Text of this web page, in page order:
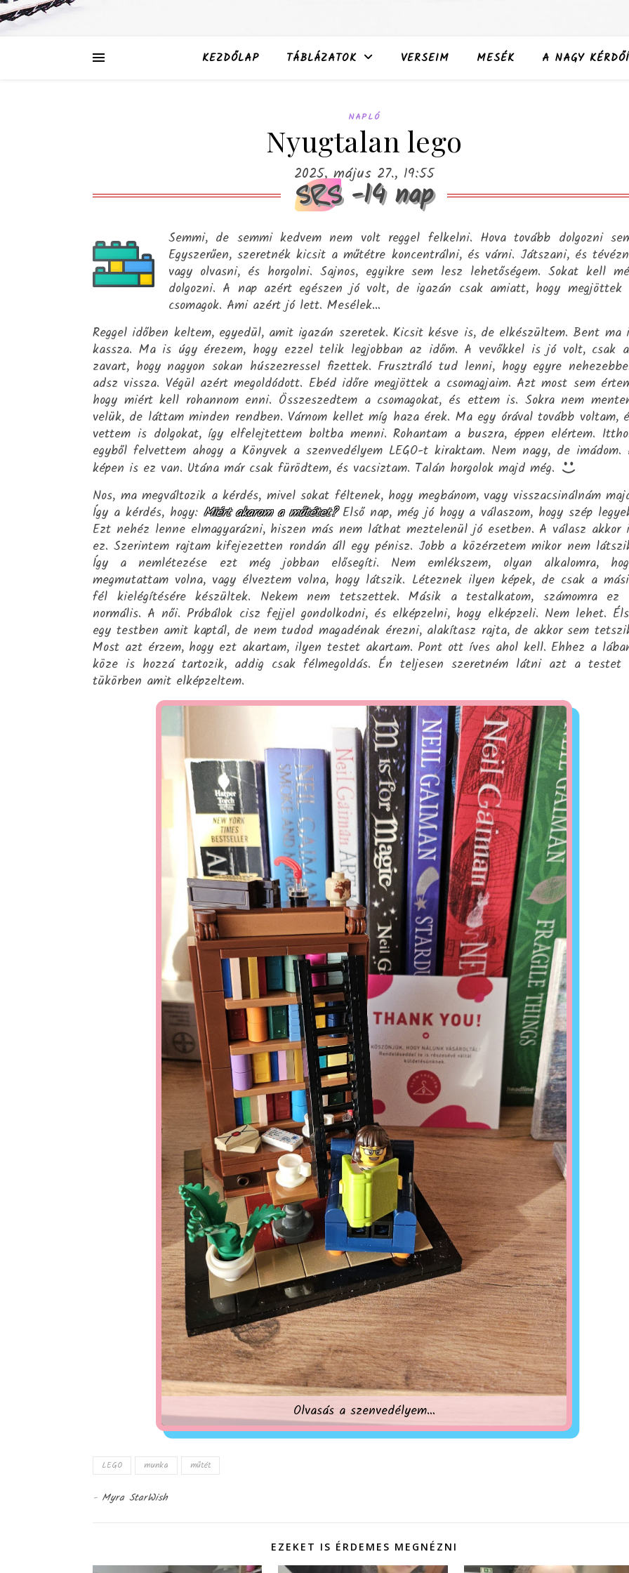
KEZDŐLAP TÁBLÁZATOK VERSEIM MESÉK A NAGY
NAPLÓ
Nyugtalan lego
2025, május 27., 19:55
SRS-14 nap
Semmi, de semmi kedvem nem volt reggel felkelni. Hova tovább dolgozni
Egyszerűen, szeretnék kicsit a műtétre koncentrálni, és várni. Játszani, és
vagy olvasni, és horgolni. Sajnos, egyikre sem lesz lehetőségem. Sokat kell
dolgozni. A nap azért egészen jó volt, de igazán csak amiatt, hogy megjöttek
csomagok. Ami azért jó lett. Mesélek…
Reggel időben keltem, egyedül, amit igazán szeretek. Kicsit késve is, de elkészültem. Bent ma
kassza. Ma is úgy érezem, hogy ezzel telik legjobban az időm. A vevőkkel is jó volt, csak
zavart, hogy nagyon sokan húszezressel fizettek. Frusztráló tud lenni, hogy egyre
adsz vissza. Végül azért megoldódott. Ebéd időre megjöttek a csomagjaim. Azt most sem
hogy miért kell rohannom enni. Összeszedtem a csomagokat, és ettem is. Sokra nem
velük, de láttam minden rendben. Várnom kellet míg haza érek. Ma egy órával tovább voltam,
vettem is dolgokat, így elfelejtettem boltba menni. Rohantam a buszra, éppen elértem.
egyből felvettem ahogy a Könyvek a szenvedélyem LEGO-t kiraktam. Nem nagy, de imádom.
képen is ez van. Utána már csak fürödtem, és vacsiztam. Talán horgolok majd még.
Nos, ma megváltozik a kérdés, mivel sokat féltenek, hogy megbánom, vagy visszacsinálnám
Így a kérdés, hogy: Miért akarom a műtétet?Első nap, még jó hogy a válaszom, hogy szép
Ezt nehéz lenne elmagyarázni, hiszen más nem láthat meztelenül jó esetben. A válasz akkor
ez. Szerintem rajtam kifejezetten rondán áll egy pénisz. Jobb a közérzetem mikor nem
Így a nemlétezése ezt még jobban elősegíti. Nem emlékszem, olyan alkalomra,
megmutattam volna, vagy élveztem volna, hogy látszik. Léteznek ilyen képek, de csak a
fél kielégítésére készültek. Nekem nem tetszettek. Másik a testalkatom, számomra ez
normális. A női. Próbálok cisz fejjel gondolkodni, és elképzelni, hogy elképzeli. Nem lehet.
egy testben amit kaptál, de nem tudod magadénak érezni, alakítasz rajta, de akkor sem
Most azt érzem, hogy ezt akartam, ilyen testet akartam. Pont ott íves ahol kell. Ehhez a
köze is hozzá tartozik, addig csak félmegoldás. Én teljesen szeretném látni azt a testet
tükörben amit elképzeltem.
Olvasás a szenvedélyem…
LEGO munka műtét
- Myra StarWish
EZEKET IS ÉRDEMES MEGNÉZNI